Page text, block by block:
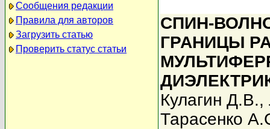
Сообщения редакции
Правила для авторов
Загрузить статью
Проверить статус статьи
СПИН-
ГРАНИЦЫ
Кулагин Д.В.,
Тарасенко